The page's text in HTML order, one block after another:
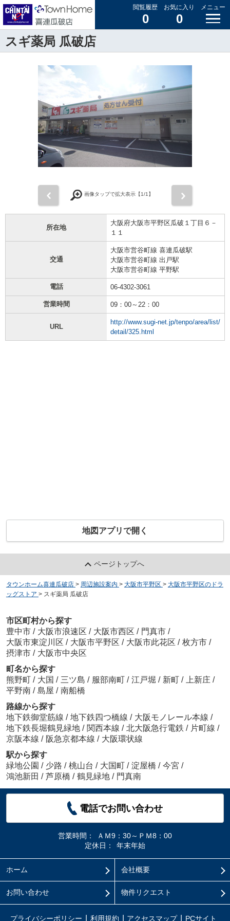
閲覧履歴
0
お気に入り
0
メニュー
スギ薬局 瓜破店
画像タップで拡大表示【1/1】
所在地
大阪府大阪市平野区瓜破１丁目６－
１１
交通
大阪市営谷町線 喜連瓜破駅
大阪市営谷町線 出戸駅
大阪市営谷町線 平野駅
電話 06-4302-3061
営業時間 09：00～22：00
URL
http://www.sugi-net.jp/tenpo/area/list/
detail/325.html
地図アプリで開く
ページトップへ
タウンホーム喜連瓜破店 > 周辺施設案内 > 大阪市平野区 > 大阪市平野区のドラ
ッグストア > スギ薬局 瓜破店
市区町村から探す
豊中市 / 大阪市浪速区 / 大阪市西区 / 門真市 /
大阪市東淀川区 / 大阪市平野区 / 大阪市此花区 / 枚方市 /
摂津市 / 大阪市中央区
町名から探す
熊野町 / 大国 / 三ツ島 / 服部南町 / 江戸堀 / 新町 / 上新庄 /
平野南 / 島屋 / 南船橋
路線から探す
地下鉄御堂筋線 / 地下鉄四つ橋線 / 大阪モノレール本線 /
地下鉄長堀鶴見緑地 / 関西本線 / 北大阪急行電鉄 / 片町線 /
京阪本線 / 阪急京都本線 / 大阪環状線
駅から探す
緑地公園 / 少路 / 桃山台 / 大国町 / 淀屋橋 / 今宮 /
鴻池新田 / 芦原橋 / 鶴見緑地 / 門真南
電話でお問い合わせ
営業時間：
ＡＭ9：30～ＰＭ8：00
定休日：
年末年始
ホーム 会社概要
お問い合わせ 物件リクエスト
プライバシーポリシー 利用規約 アクセスマップ PCサイト